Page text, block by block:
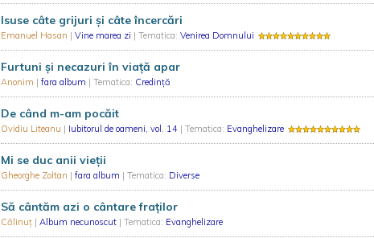
Isuse câte grijuri şi câte încercări
Emanuel Hasan | Vine marea zi | Tematica: Venirea Domnului
Furtuni şi necazuri în viaţă apar
Anonim | fara album | Tematica: Credință
De când m-am pocăit
Ovidiu Liteanu | Iubitorul de oameni, vol. 14 | Tematica: Evanghelizare
Mi se duc anii vieții
Gheorghe Zoltan | fara album | Tematica: Diverse
Să cântăm azi o cântare fraților
Călinuț | Album necunoscut | Tematica: Evanghelizare